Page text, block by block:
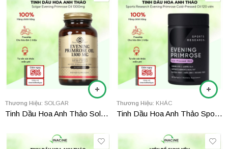
Thương Hiệu: SOLGAR
Tinh Dầu Hoa Anh Thảo Solgar Evening Primrose Oil 1300mg
Thương Hiệu: KHÁC
Tinh Dầu Hoa Anh Thảo Sports Research Evening Primrose Cold-Pressed Oil 120 viên